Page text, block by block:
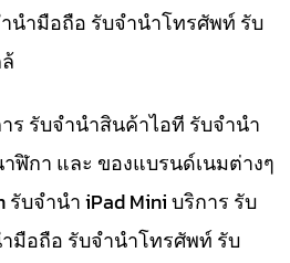
นำมือถือ รับจำนำโทรศัพท์ รับ
ร รับจำนำสินค้าไอที รับจำนำ
ฬิกา และ ของแบรนด์เนมต่างๆ
บจำนำ iPad Mini บริการ รับ
มือถือ รับจำนำโทรศัพท์ รับ